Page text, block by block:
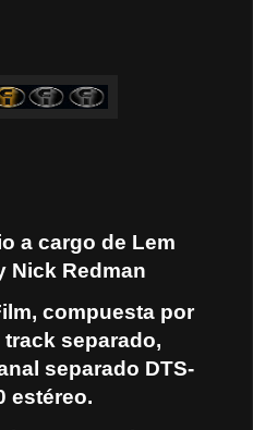
a cargo de Lem
Nick Redman
compuesta por
separado,
separado DTS-
estéreo.